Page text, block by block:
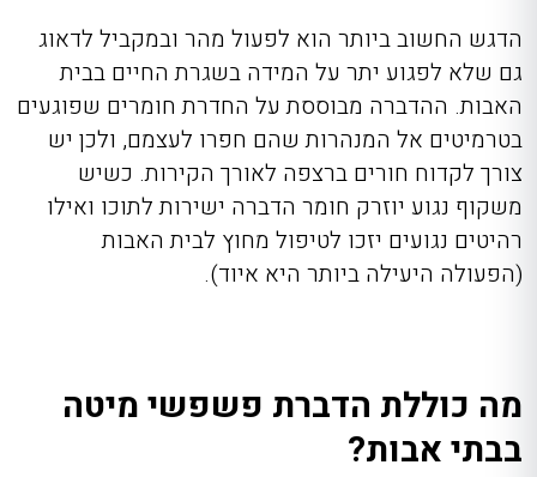
הדגש החשוב ביותר הוא לפעול מהר ובמקביל לדאוג
גם שלא לפגוע יתר על המידה בשגרת החיים בבית
האבות. ההדברה מבוססת על החדרת חומרים שפוגעים
בטרמיטים אל המנהרות שהם חפרו לעצמם, ולכן יש
צורך לקדוח חורים ברצפה לאורך הקירות. כשיש
משקוף נגוע יוזרק חומר הדברה ישירות לתוכו ואילו
רהיטים נגועים יזכו לטיפול מחוץ לבית האבות
(הפעולה היעילה ביותר היא איוד).
מה כוללת הדברת פשפשי מיטה
בבתי אבות?